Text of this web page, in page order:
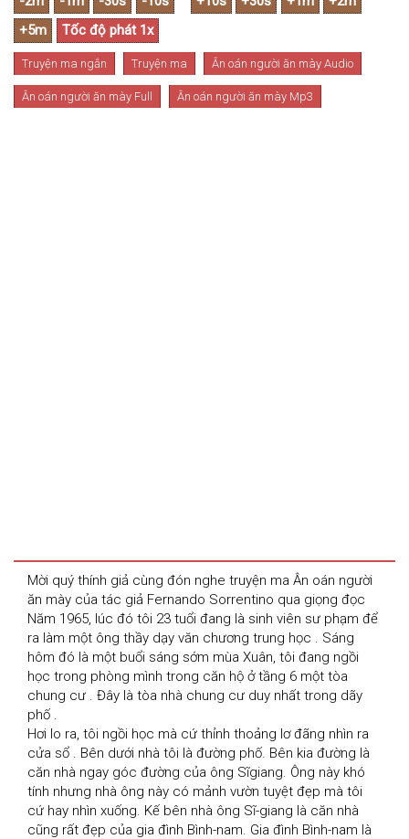
Truyện ma ngắn Truyện ma Ân oán người ăn mày Audio
Ân oán người ăn mày Full Ân oán người ăn mày Mp3
Mời quý thính giả cùng đón nghe truyện ma Ân oán người
ăn mày của tác giả Fernando Sorrentino qua giọng đọc
Năm 1965, lúc đó tôi 23 tuổi đang là sinh viên sư phạm để
ra làm một ông thầy dạy văn chương trung học . Sáng
hôm đó là một buổi sáng sớm mùa Xuân, tôi đang ngồi
học trong phòng mình trong căn hộ ở tầng 6 một tòa
chung cư . Đây là tòa nhà chung cư duy nhất trong dãy
phố .
Hơi lo ra, tôi ngồi học mà cứ thỉnh thoảng lơ đãng nhìn ra
cửa sổ . Bên dưới nhà tôi là đường phố. Bên kia đường là
căn nhà ngay góc đường của ông Sĩgiang. Ông này khó
tính nhưng nhà ông này có mảnh vườn tuyệt đẹp mà tôi
cứ hay nhìn xuống. Kế bên nhà ông Sĩ-giang là căn nhà
cũng rất đẹp của gia đình Bình-nam. Gia đình Bình-nam là